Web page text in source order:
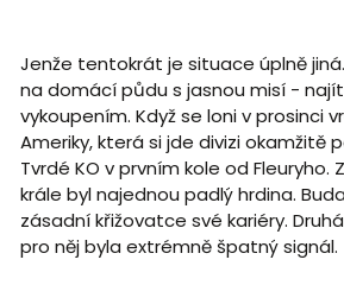
Jenže tentokrát je situace úplně
na domácí půdu s jasnou misí -
vykoupením. Když se loni v prosinci
Ameriky, která si jde divizi okamžitě
Tvrdé KO v prvním kole od
krále byl najednou padlý hrdina.
zásadní křižovatce své kariéry.
pro něj byla extrémně špatný signál.